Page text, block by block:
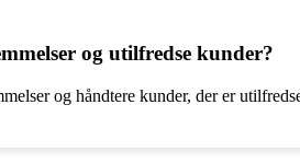
og utilfredse kunder?
og håndtere kunder, der er